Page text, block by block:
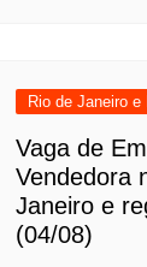
Rio de Janeiro e
Vaga de
Vendedora
Janeiro e
(04/08)